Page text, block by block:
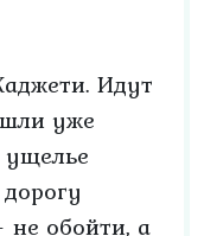
Идут
уже
не обойти, а